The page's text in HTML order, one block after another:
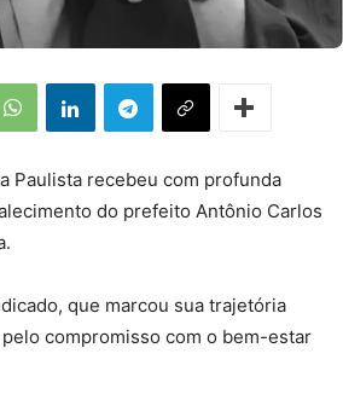
Paulista recebeu com profunda
do prefeito Antônio Carlos
que marcou sua trajetória
compromisso com o bem-estar